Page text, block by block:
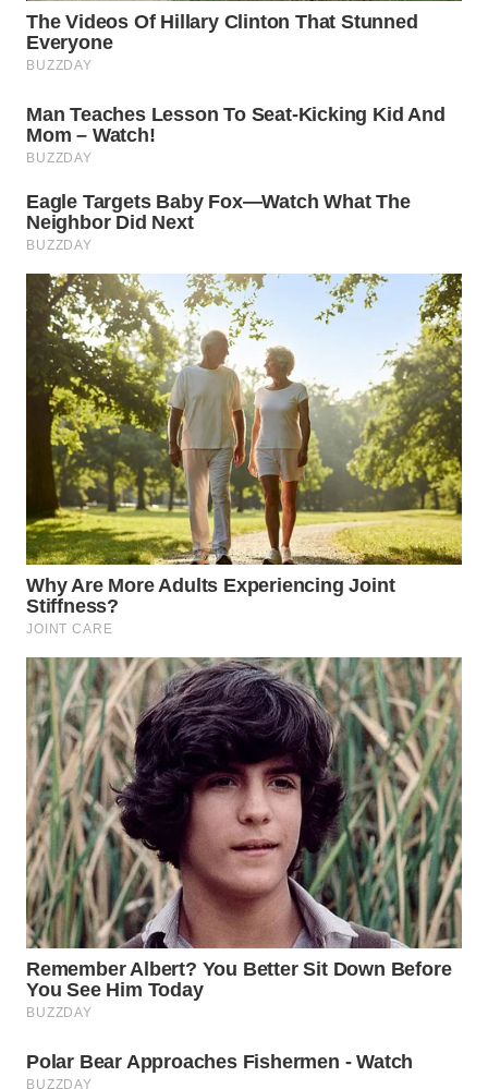
WN
TAPANULI
TENGAH
WN DELI
SERDANG
WN
TEBING
TINGGI
WN
PAKPAK
WN
KARAWANG
WN
BEKASI
WN
BOGOR
WN
WN
TAPANULI
UTARA
WN
SAMOSIR
WN
PADANG
LAWAS
WN
SUMEDANG
WN